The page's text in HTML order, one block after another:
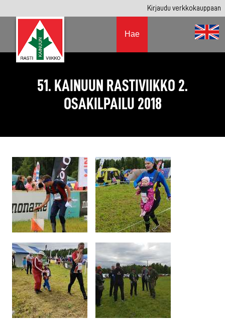
Kirjaudu verkkokauppaan
Hae
51. KAINUUN RASTIVIIKKO 2.
OSAKILPAILU 2018